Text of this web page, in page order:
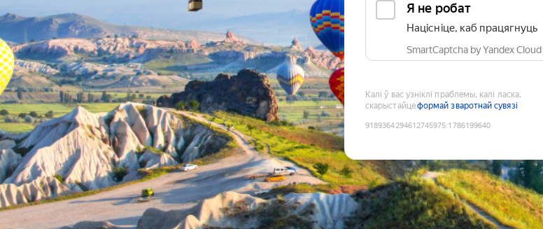
Я не робат
Націсніце, каб працягнуць
SmartCaptcha by Yandex Cloud
Калі ў вас узніклі праблемы, калі ласка,
скарыстайцеформай зваротнай сувязі
9189364294612745975:1786199640